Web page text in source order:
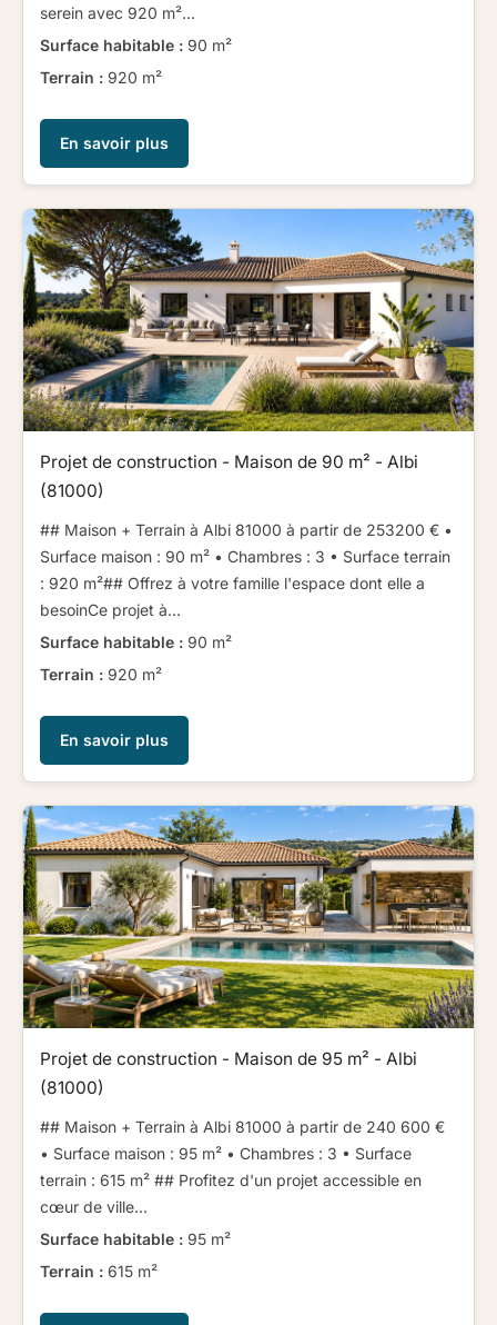
serein avec 920 m²...
Surface habitable : 90 m²
Terrain : 920 m²
En savoir plus
Projet de construction - Maison de 90 m² - Albi
(81000)
## Maison + Terrain à Albi 81000 à partir de 253200 € ​ ​•
Surface maison : 90 m² • Chambres : 3 • Surface terrain
: 920 m²​ ​​ ​## Offrez à votre famille l'espace dont elle a
besoin​ ​Ce projet à...
Surface habitable : 90 m²
Terrain : 920 m²
En savoir plus
Projet de construction - Maison de 95 m² - Albi
(81000)
## Maison + Terrain à Albi 81000 à partir de 240 600 € ​ ​
• Surface maison : 95 m² • Chambres : 3 • Surface
terrain : 615 m² ​ ​​ ​## Profitez d'un projet accessible en
cœur de ville...
Surface habitable : 95 m²
Terrain : 615 m²